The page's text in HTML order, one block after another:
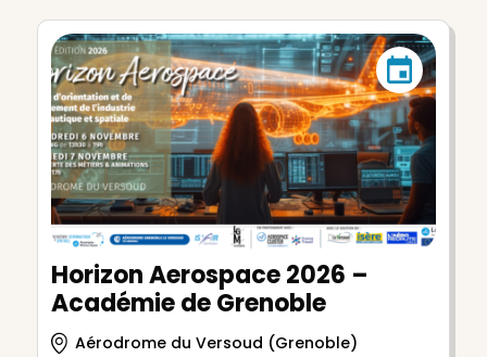
Horizon Aerospace 2026 –
Académie de Grenoble
Aérodrome du Versoud (Grenoble)